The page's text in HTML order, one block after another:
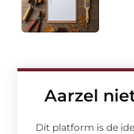
Aarzel
Dit platform is de